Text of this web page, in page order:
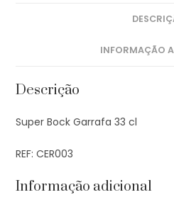
INFORMAÇÃO
Descrição
Super Bock Garrafa 33 cl
REF: CER003
Informação adicional